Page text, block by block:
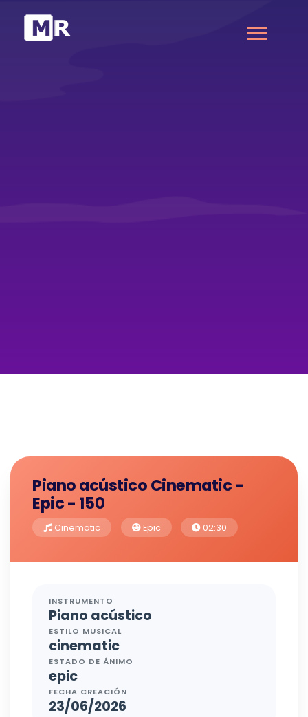
Piano acústico Cinematic -
Epic - 150
Cinematic Epic 02:30
INSTRUMENTO
Piano acústico
ESTILO MUSICAL
cinematic
ESTADO DE ÁNIMO
epic
FECHA CREACIÓN
23/06/2026